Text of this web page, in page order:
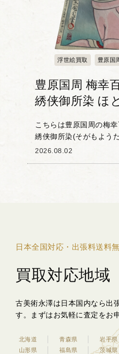
浮世絵買取 豊原国
豊原国周 梅幸
綉侠御所染 ほ
こちらは豊原国周の梅
綉侠御所染(そがもよう
め)ほととぎす」です。 「梅幸百種(ばい
2026.08.02
日本全国対応・出張料送料
買取対応地域
古美術永澤は日本国内なら出
す。
まずはお気軽に査定をお
北海道 青森県 岩手県
山形県
福島県 茨城県